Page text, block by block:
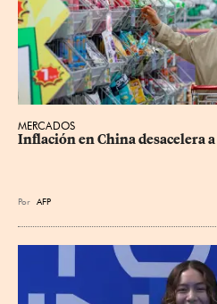
MERCADOS
Inflación en China desacelera
Por AFP